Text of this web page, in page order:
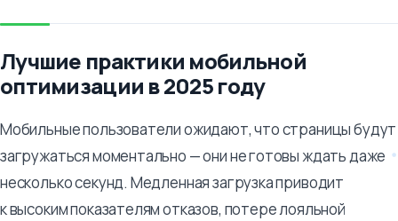
Лучшие практики мобильной
оптимизации в 2025 году
Мобильные пользователи ожидают, что страницы будут
загружаться моментально — они не готовы ждать даже
несколько секунд. Медленная загрузка приводит
к высоким показателям отказов, потере лояльной